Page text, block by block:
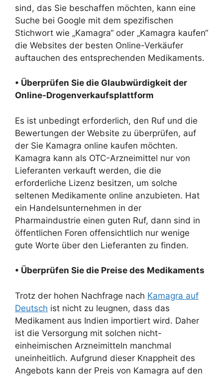
sind, das Sie beschaffen möchten, kann eine
Suche bei Google mit dem spezifischen
Stichwort wie „Kamagra“ oder „Kamagra kaufen“
die Websites der besten Online-Verkäufer
auftauchen des entsprechenden Medikaments.
• Überprüfen Sie die Glaubwürdigkeit der
Online-Drogenverkaufsplattform
Es ist unbedingt erforderlich, den Ruf und die
Bewertungen der Website zu überprüfen, auf
der Sie Kamagra online kaufen möchten.
Kamagra kann als OTC-Arzneimittel nur von
Lieferanten verkauft werden, die die
erforderliche Lizenz besitzen, um solche
seltenen Medikamente online anzubieten. Hat
ein Handelsunternehmen in der
Pharmaindustrie einen guten Ruf, dann sind in
öffentlichen Foren offensichtlich nur wenige
gute Worte über den Lieferanten zu finden.
• Überprüfen Sie die Preise des Medikaments
Trotz der hohen Nachfrage nach Kamagra auf
Deutsch ist nicht zu leugnen, dass das
Medikament aus Indien importiert wird. Daher
ist die Versorgung mit solchen nicht-
einheimischen Arzneimitteln manchmal
uneinheitlich. Aufgrund dieser Knappheit des
Angebots kann der Preis von Kamagra auf den